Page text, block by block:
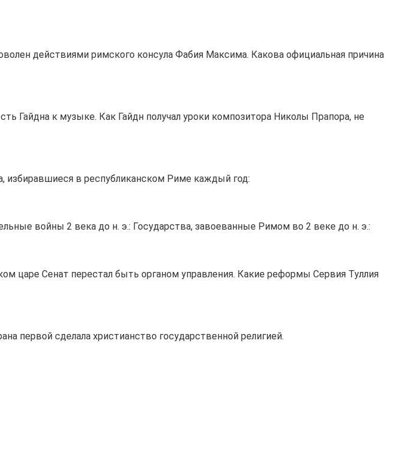
действиями римского консула Фабия Максима. Какова официальная причина
Гайдна к музыке. Как Гайдн получал уроки композитора Николы Прапора, не
избиравшиеся в республиканском Риме каждый год:
войны 2 века до н. э.: Государства, завоеванные Римом во 2 веке до н. э.:
царе Сенат перестал быть органом управления. Какие реформы Сервия Туллия
первой сделала христианство государственной религией.